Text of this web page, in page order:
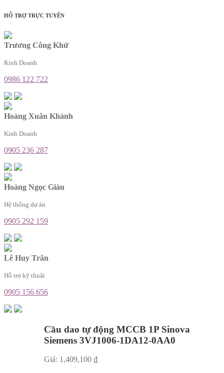
HỖ TRỢ TRỰC TUYẾN
Trương Công Khứ
Kinh Doanh
0986 122 722
Hoàng Xuân Khánh
Kinh Doanh
0905 236 287
Hoàng Ngọc Giàu
Hệ thống dự án
0905 292 159
Lê Huy Trân
Hỗ trợ kỹ thuật
0905 156 656
Cầu dao tự động MCCB 1P Sinova
Siemens 3VJ1006-1DA12-0AA0
Giá: 1,409,100 ₫